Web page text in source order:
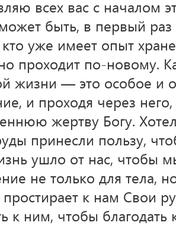
всех вас с началом
быть, в первый раз
кто уже имеет опыт
проходит по-новому.
жизни — это особое и
и проходя через
жертву Богу.
принесли пользу,
ушло от нас, чтобы
не только для тела,
простирает к нам Свои
к ним, чтобы благодать